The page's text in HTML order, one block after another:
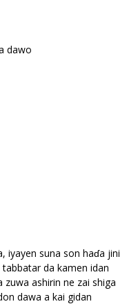
dawo
iyayen suna son haɗa jini
da kamen idan
ashirin ne zai shiga
dawa a kai gidan